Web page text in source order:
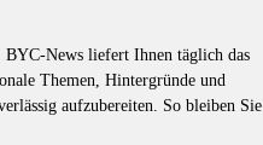
News liefert Ihnen täglich das
Themen, Hintergründe und
aufzubereiten. So bleiben Sie